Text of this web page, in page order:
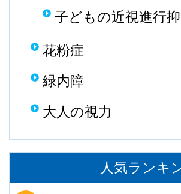
子どもの近視進行抑
花粉症
緑内障
大人の視力
人気ランキ